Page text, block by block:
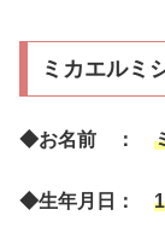
ミカエルミ
◆お名前 ：
◆生年月日：